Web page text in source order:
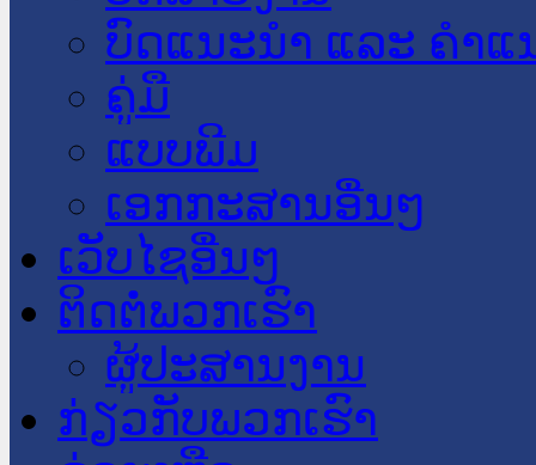
ບົດແນະນໍາ ແລະ ຄໍາແ
ຄູ່ມື
ແບບພີມ
ເອກກະສານອື່ນໆ
ເວັບໄຊອື່ນໆ
ຕິດຕໍ່ພວກເຮົາ
ຜູ້ປະສານງານ
ກ່ຽວກັບພວກເຮົາ